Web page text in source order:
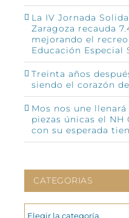
La IV Jornada
Zaragoza recauda
mejorando el
Educación Especial
Treinta años
siendo el corazón
Mos nos une
piezas únicas el NH
con su esperada
CATEGORIAS
CATEGORIAS